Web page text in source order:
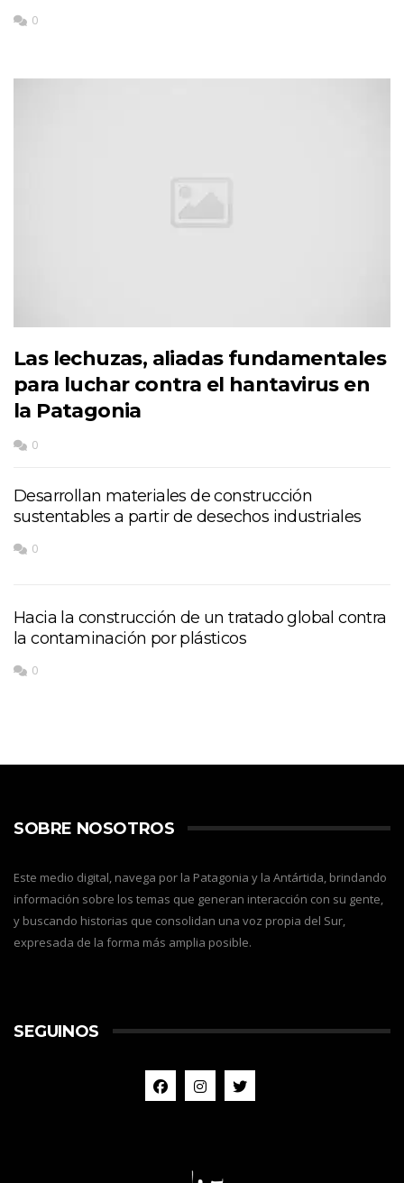
0
Las lechuzas, aliadas fundamentales
para luchar contra el hantavirus en
la Patagonia
0
Desarrollan materiales de construcción
sustentables a partir de desechos industriales
0
Hacia la construcción de un tratado global contra
la contaminación por plásticos
0
SOBRE NOSOTROS
Este medio digital, navega por la Patagonia y la Antártida, brindando
información sobre los temas que generan interacción con su gente,
y buscando historias que consolidan una voz propia del Sur,
expresada de la forma más amplia posible.
SEGUINOS